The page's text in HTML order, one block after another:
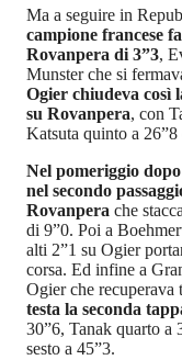
Ma a seguire in
campione francese
Rovanpera di 3”3,
Munster che si
Ogier chiudeva così
su Rovanpera, con
Katsuta quinto a 26”8
Nel pomeriggio
nel secondo
Rovanpera che
di 9”0. Poi a
alti 2”1 su Ogier
corsa. Ed infine a
Ogier che recuperava
testa la seconda
30”6, Tanak quarto a
sesto a 45”3.